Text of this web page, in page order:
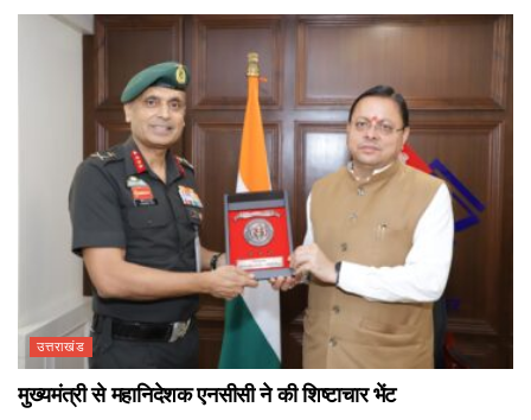
उत्तराखंड
मुख्यमंत्री से महानिदेशक एनसीसी ने की शिष्टाचार भेंट